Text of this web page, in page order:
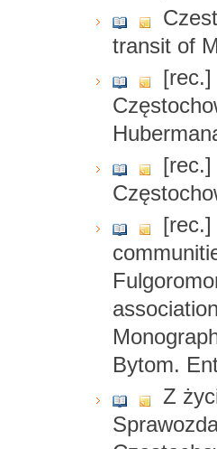
transit of
[rec.]
[rec.]
[rec.]
Bytom.
Z